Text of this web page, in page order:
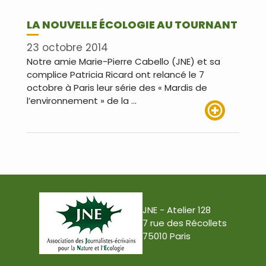
LA NOUVELLE ÉCOLOGIE AU TOURNANT
23 octobre 2014
Notre amie Marie-Pierre Cabello (JNE) et sa
complice Patricia Ricard ont relancé le 7
octobre à Paris leur série des « Mardis de
l’environnement » de la …
JNE - Atelier 128
7 rue des Récollets
75010 Paris